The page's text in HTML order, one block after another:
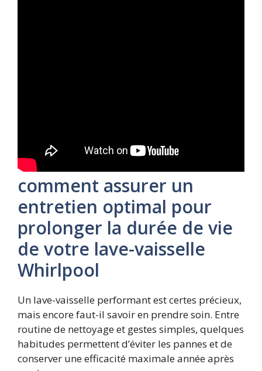
comment assurer un
entretien optimal pour
prolonger la durée de vie
de votre lave-vaisselle
Whirlpool
Un lave-vaisselle performant est certes précieux,
mais encore faut-il savoir en prendre soin. Entre
routine de nettoyage et gestes simples, quelques
habitudes permettent d’éviter les pannes et de
conserver une efficacité maximale année après